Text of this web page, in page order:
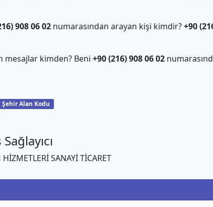
908 06 02numarasından arayan kişi kimdir?+90
kimden? Beni +90 (216) 908 06 02
Şehir Alan Kodu
SANAYİ TİCARET